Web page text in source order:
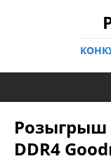
Розыгрыш
DDR4